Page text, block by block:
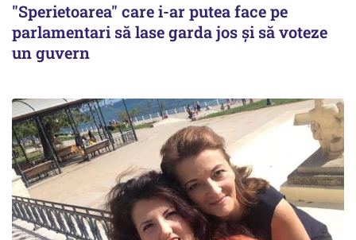
"Sperietoarea" care i-ar putea face pe
parlamentari să lase garda jos și să voteze
un guvern